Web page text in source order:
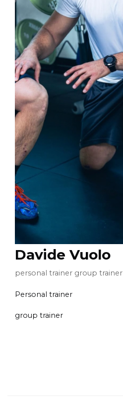
Davide Vuolo
personal trainer group trainer
Personal trainer
group trainer